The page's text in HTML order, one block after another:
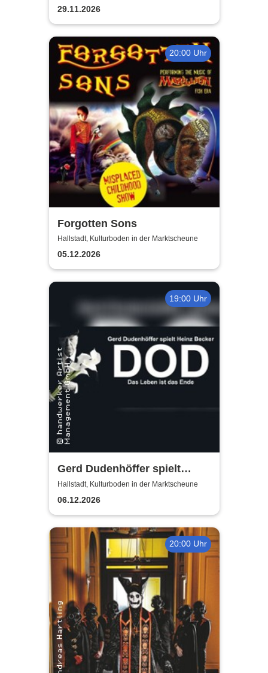
Theatersommer
29.11.2026
20:00 Uhr
Forgotten Sons
Hallstadt, Kulturboden in der Marktscheune
05.12.2026
19:00 Uhr
Gerd Dudenhöffer spielt
Heinz Becker
Hallstadt, Kulturboden in der Marktscheune
06.12.2026
20:00 Uhr